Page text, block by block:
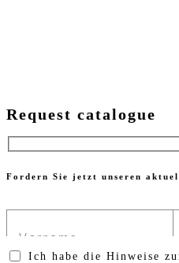
Request catalogue
Fordern Sie jetzt unseren
Ich habe die Hinweise